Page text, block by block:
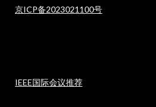
京ICP备2023021100号
IEEE国际会议推荐